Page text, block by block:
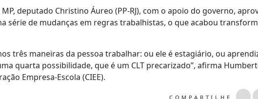
deputado Christino Áureo (PP-RJ), com o apoio do governo,
série de mudanças em regras trabalhistas, o que acabou
três maneiras da pessoa trabalhar: ou ele é estagiário, ou
quarta possibilidade, que é um CLT precarizado”, afirma
Empresa-Escola (CIEE).
COMPARTILHE